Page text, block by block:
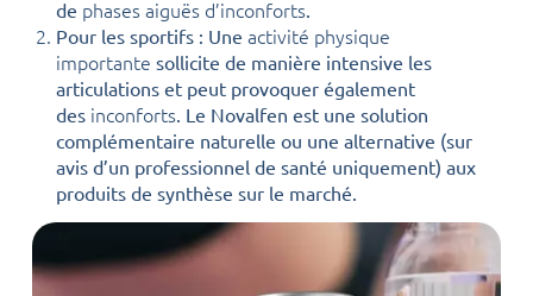
de phases aiguës d’inconforts
Pour les sportifs : Une activité physique
importante sollicite de manière intensive les
articulations et peut provoquer également
des inconforts . Le Novalfen est une solution
complémentaire naturelle ou une alternative (sur
avis d’un professionnel de santé uniquement) aux
produits de synthèse sur le marché.